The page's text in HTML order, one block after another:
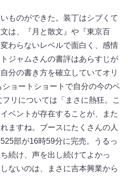
ものができた。装丁はシブくて
は、『月と散文』や『東京百
わらないレベルで面白く、感情
ジャムさんの書評はあらすじが
分の書き方を確立していてオリ
ョートショートで自分の今のベ
リについては「まさに熱狂。こ
ベントが存在することが、また
ますね。ブースにたくさんの人
部が16時59分に完売。うるっ
続け、声を出し続けてよかっ
ないのは、まさに吉本興業から